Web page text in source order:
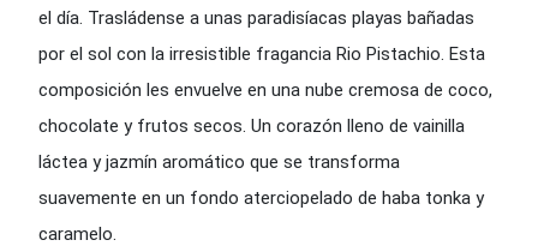
el día. Trasládense a unas paradisíacas playas bañadas
por el sol con la irresistible fragancia Rio Pistachio. Esta
composición les envuelve en una nube cremosa de coco,
chocolate y frutos secos. Un corazón lleno de vainilla
láctea y jazmín aromático que se transforma
suavemente en un fondo aterciopelado de haba tonka y
caramelo.